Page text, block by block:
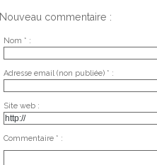
Nouveau commentaire :
Nom * :
Adresse email (non publiée) * :
Site web :
Commentaire * :